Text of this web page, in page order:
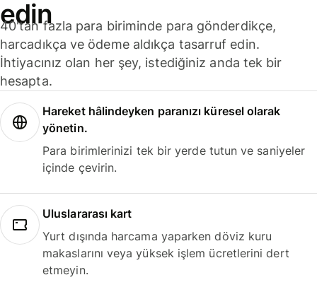
edin
40'tan fazla para biriminde para gönderdikçe,
harcadıkça ve ödeme aldıkça tasarruf edin.
İhtiyacınız olan her şey, istediğiniz anda tek bir
hesapta.
Hareket hâlindeyken paranızı küresel olarak
yönetin.
Para birimlerinizi tek bir yerde tutun ve saniyeler
içinde çevirin.
Uluslararası kart
Yurt dışında harcama yaparken döviz kuru
makaslarını veya yüksek işlem ücretlerini dert
etmeyin.